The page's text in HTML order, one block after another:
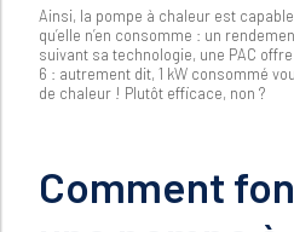
Ainsi, la pompe à chaleur est
qu’elle n’en consomme : un
suivant sa technologie, une PAC
6 : autrement dit, 1 kW consommé
de chaleur ! Plutôt efficace, non ?
Comment